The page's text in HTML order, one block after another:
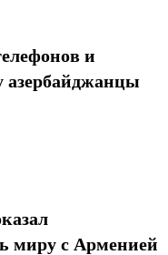
и
азербайджанцы
миру с Арменией